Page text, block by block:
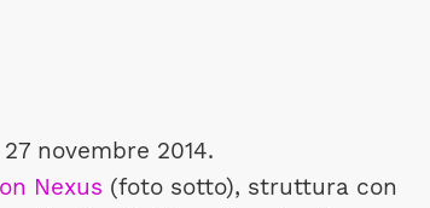
novembre 2014.
Nexus (foto sotto), struttura con